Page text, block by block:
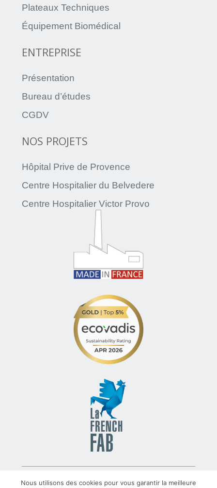
Plateaux Techniques
Équipement Biomédical
ENTREPRISE
Présentation
Bureau d’études
CGDV
NOS PROJETS
Hôpital Prive de Provence
Centre Hospitalier du Belvedere
Centre Hospitalier Victor Provo
© 2022 – TLV – All rights reserved – Group TRATO-TLV
Nous utilisons des cookies pour vous garantir la meilleure